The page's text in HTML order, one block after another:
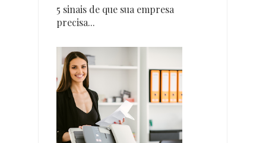
5 sinais de que sua empresa
precisa...